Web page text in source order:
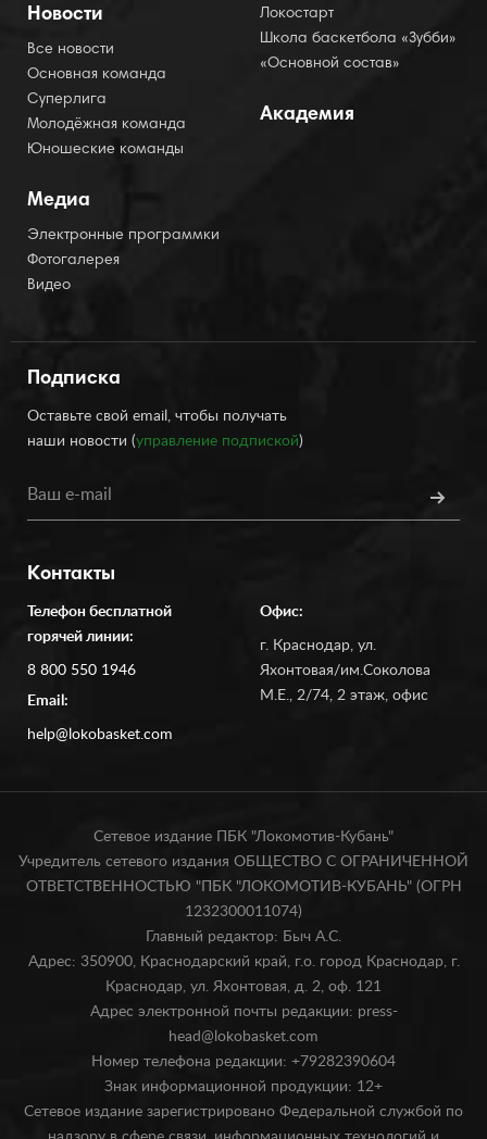
Новости
Все новости
Основная команда
Суперлига
Молодёжная команда
Юношеские команды
Медиа
Электронные программки
Фотогалерея
Видео
Локостарт
Школа баскетбола «Зубби»
«Основной состав»
Академия
Подписка
Оставьте свой email, чтобы получать
наши новости (управление подпиской)
Контакты
Телефон бесплатной
горячей линии:
8 800 550 1946
Email:
help@lokobasket.com
Офис:
г. Краснодар, ул.
Яхонтовая/им.Соколова
М.Е., 2/74, 2 этаж, офис
Сетевое издание ПБК "Локомотив-Кубань"
Учредитель сетевого издания ОБЩЕСТВО С ОГРАНИЧЕННОЙ
ОТВЕТСТВЕННОСТЬЮ "ПБК "ЛОКОМОТИВ-КУБАНЬ" (ОГРН
1232300011074)
Главный редактор: Быч А.С.
Адрес: 350900, Краснодарский край, г.о. город Краснодар, г.
Краснодар, ул. Яхонтовая, д. 2, оф. 121
Адрес электронной почты редакции: press-
head@lokobasket.com
Номер телефона редакции: +79282390604
Знак информационной продукции: 12+
Сетевое издание зарегистрировано Федеральной службой по